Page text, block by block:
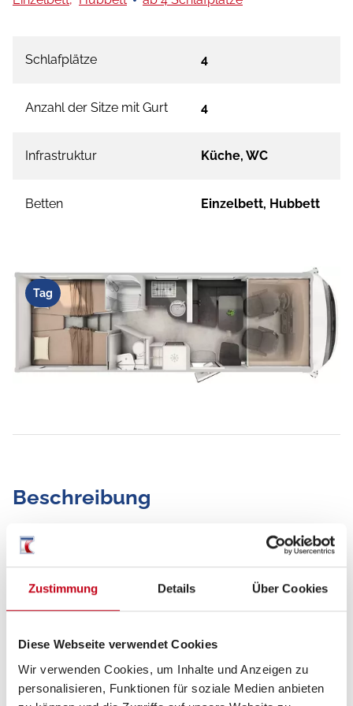
Zustimmung Details Über Cookies
Diese Webseite verwendet Cookies
Wir verwenden Cookies, um Inhalte und Anzeigen zu
personalisieren, Funktionen für soziale Medien anbieten
Schlafplätze 4
Anzahl der Sitze mit Gurt 4
Infrastruktur Küche, WC
Betten Einzelbett, Hubbett
Tag
Beschreibung
BlackLine Paket
KW/170 PS - Euro VI-E
Premium Voll-LED Scheinwerfer
Außenspiegel abgehängt in Schwarz, elektrisch
beheiz- und verstellbar, inkl.Weitwinkelspiegel